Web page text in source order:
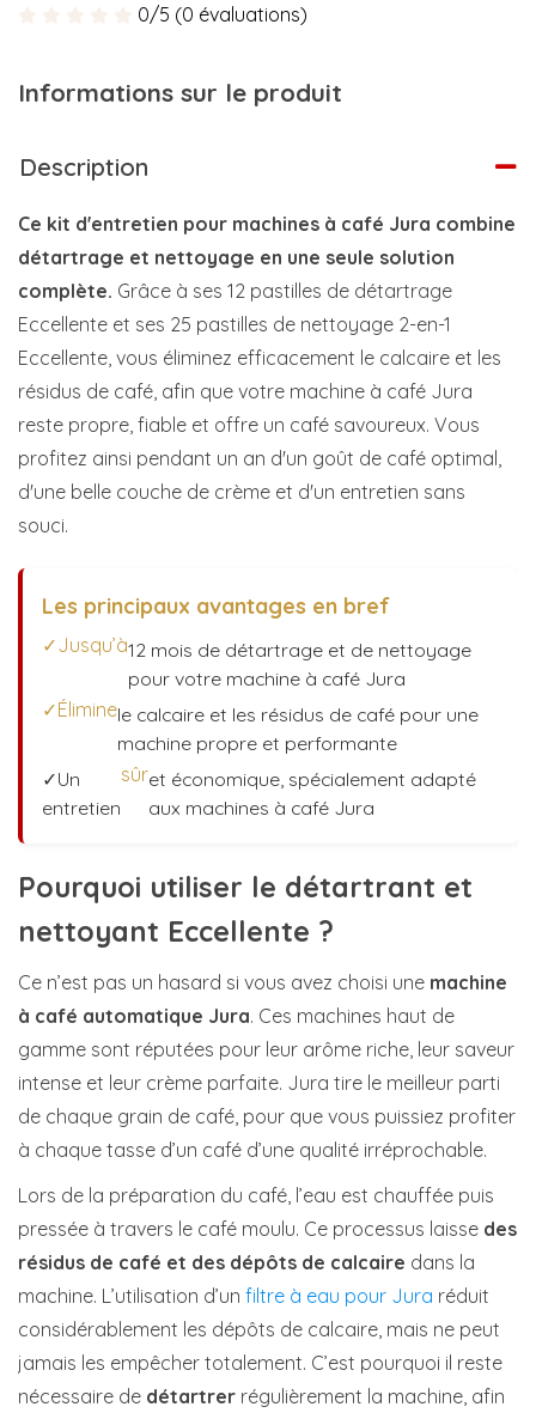
0/5 (0 évaluations)
Informations sur le produit
Description
Ce kit d'entretien pour machines à café Jura combine
détartrage et nettoyage en une seule solution
complète. Grâce à ses 12 pastilles de détartrage
Eccellente et ses 25 pastilles de nettoyage 2-en-1
Eccellente, vous éliminez efficacement le calcaire et les
résidus de café, afin que votre machine à café Jura
reste propre, fiable et offre un café savoureux. Vous
profitez ainsi pendant un an d'un goût de café optimal,
d'une belle couche de crème et d'un entretien sans
souci.
Les principaux avantages en bref
✓Jusqu’à12 mois de détartrage et de nettoyage
pour votre machine à café Jura
✓Éliminele calcaire et les résidus de café pour une
machine propre et performante
✓Un
entretien
sûret économique, spécialement adapté
aux machines à café Jura
Pourquoi utiliser le détartrant et
nettoyant Eccellente ?
Ce n’est pas un hasard si vous avez choisi une machine
à café automatique Jura. Ces machines haut de
gamme sont réputées pour leur arôme riche, leur saveur
intense et leur crème parfaite. Jura tire le meilleur parti
de chaque grain de café, pour que vous puissiez profiter
à chaque tasse d’un café d’une qualité irréprochable.
Lors de la préparation du café, l’eau est chauffée puis
pressée à travers le café moulu. Ce processus laisse des
résidus de café et des dépôts de calcaire dans la
machine. L’utilisation d’un filtre à eau pour Jura réduit
considérablement les dépôts de calcaire, mais ne peut
jamais les empêcher totalement. C’est pourquoi il reste
nécessaire de détartrer régulièrement la machine, afin